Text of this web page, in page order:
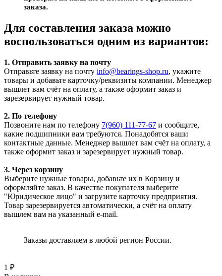
заказа.
Для составления заказа можно
воспользоваться одним из вариантов:
1. Отправить заявку на почту
Отправьте заявку на почту info@bearings-shop.ru, укажите
товары и добавьте карточку/реквизиты компании. Менеджер
вышлет вам счёт на оплату, а также оформит заказ и
зарезервирует нужный товар.
2. По телефону
Позвоните нам по телефону 7(960) 111-77-67 и сообщите,
какие подшипники вам требуются. Понадобятся ваши
контактные данные. Менеджер вышлет вам счёт на оплату, а
также оформит заказ и зарезервирует нужный товар.
3. Через корзину
Выберите нужные товары, добавьте их в Корзину и
оформляйте заказ. В качестве покупателя выберите
"Юридическое лицо" и загрузите карточку предприятия.
Товар зарезервируется автоматически, а счёт на оплату
вышлем вам на указанный e-mail.
Заказы доставляем в любой регион России.
1 ₽